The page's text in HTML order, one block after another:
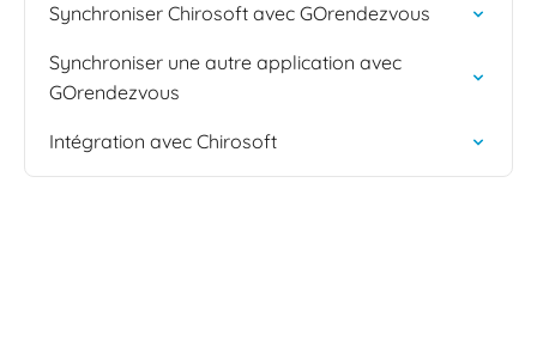
Synchroniser Chirosoft avec GOrendezvous
Synchroniser une autre application avec
GOrendezvous
Intégration avec Chirosoft